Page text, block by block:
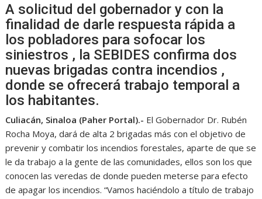
A solicitud del gobernador y con la
finalidad de darle respuesta rápida a
los pobladores para sofocar los
siniestros , la SEBIDES confirma dos
nuevas brigadas contra incendios ,
donde se ofrecerá trabajo temporal a
los habitantes.
Culiacán, Sinaloa (Paher Portal).- El Gobernador Dr. Rubén
Rocha Moya, dará de alta 2 brigadas más con el objetivo de
prevenir y combatir los incendios forestales, aparte de que se
le da trabajo a la gente de las comunidades, ellos son los que
conocen las veredas de donde pueden meterse para efecto
de apagar los incendios. “Vamos haciéndolo a título de trabajo